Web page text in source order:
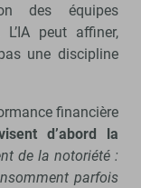
des équipes
peut affiner,
une discipline
financière
d’abord la
de la notoriété :
parfois